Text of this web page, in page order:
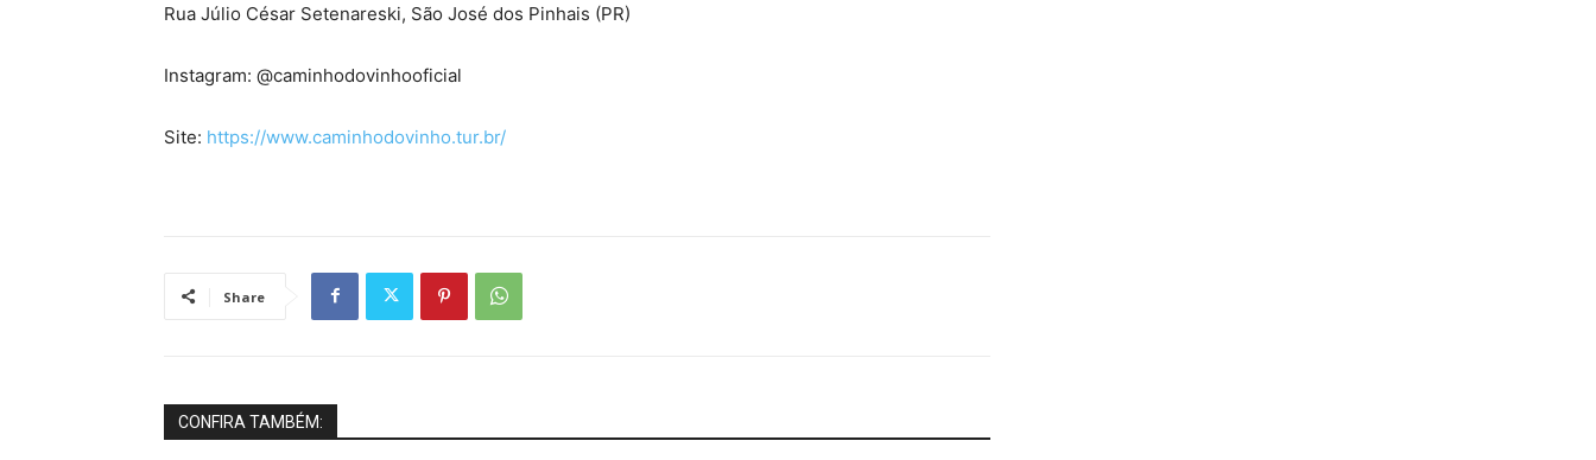
Rua Júlio César Setenareski, São José dos Pinhais (PR)
Instagram: @caminhodovinhooficial
Site: https://www.caminhodovinho.tur.br/
Share
CONFIRA TAMBÉM: